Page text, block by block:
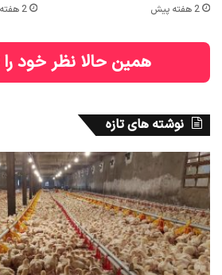
2 هفته پیش 2 هفته پیش
همین حالا نظر خود
نوشته های تازه